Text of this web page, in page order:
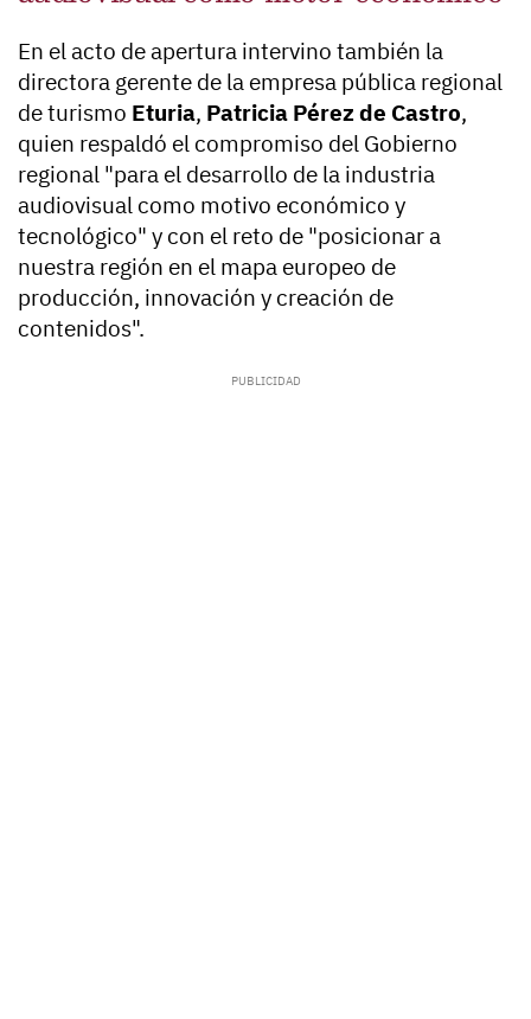
En el acto de apertura intervino también la
directora gerente de la empresa pública regional
de turismo Eturia, Patricia Pérez de Castro,
quien respaldó el compromiso del Gobierno
regional "para el desarrollo de la industria
audiovisual como motivo económico y
tecnológico" y con el reto de "posicionar a
nuestra región en el mapa europeo de
producción, innovación y creación de
contenidos".